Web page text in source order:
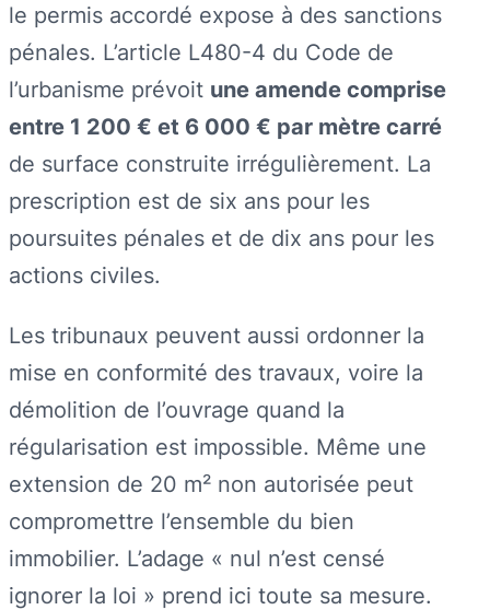
le permis accordé expose à des sanctions
pénales. L’article L480-4 du Code de
l’urbanisme prévoit une amende comprise
entre 1 200 € et 6 000 € par mètre carré
de surface construite irrégulièrement. La
prescription est de six ans pour les
poursuites pénales et de dix ans pour les
actions civiles.
Les tribunaux peuvent aussi ordonner la
mise en conformité des travaux, voire la
démolition de l’ouvrage quand la
régularisation est impossible. Même une
extension de 20 m² non autorisée peut
compromettre l’ensemble du bien
immobilier. L’adage « nul n’est censé
ignorer la loi » prend ici toute sa mesure.